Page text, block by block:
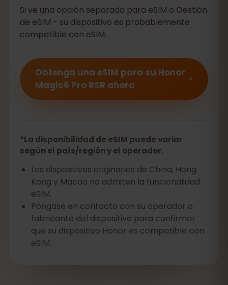
Si ve una opción separada para eSIM o Gestión
de eSIM - su dispositivo es probablemente
compatible con eSIM.
Obtenga una eSIM para su Honor
Magic6 Pro RSR ahora
*La disponibilidad de eSIM puede variar
según el país/región y el operador.
Los dispositivos originarios de China, Hong
Kong y Macao no admiten la funcionalidad
eSIM.
Póngase en contacto con su operador o
fabricante del dispositivo para confirmar
que su dispositivo Honor es compatible con
eSIM.